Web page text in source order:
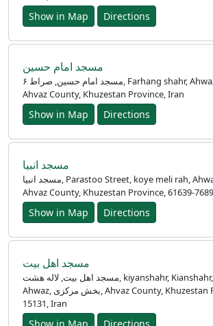
Show in Map Directions
مسجد امام حسین
مسجد امام حسین, صراط ۶, Farhang shahr, Ahwaz, بخش مرکزی,
Ahvaz County, Khuzestan Province, Iran
Show in Map Directions
مسجد انبیا
مسجد انبیا, Parastoo Street, koye meli rah, Ahwaz, بخش مرکزی,
Ahvaz County, Khuzestan Province, 61639-
Show in Map Directions
مسجد اهل بیت
مسجد اهل بیت, لاله هشت, kiyanshahr, Kianshahr, کوی زردشت,
Ahwaz, بخش مرکزی, Ahvaz County, Khuzestan Province, 61349-
15131, Iran